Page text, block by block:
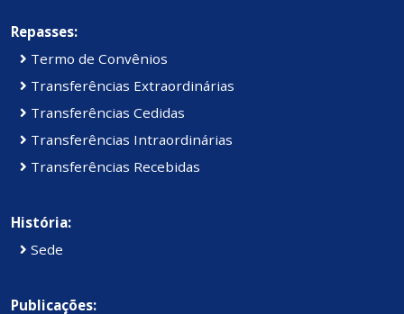
Repasses:
Termo de Convênios
Transferências Extraordinárias
Transferências Cedidas
Transferências Intraordinárias
Transferências Recebidas
História:
Sede
Publicações: